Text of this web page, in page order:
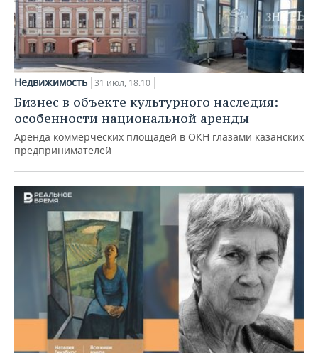
Недвижимость 31 июл, 18:10
Бизнес в объекте культурного наследия:
особенности национальной аренды
Аренда коммерческих площадей в ОКН глазами казанских
предпринимателей